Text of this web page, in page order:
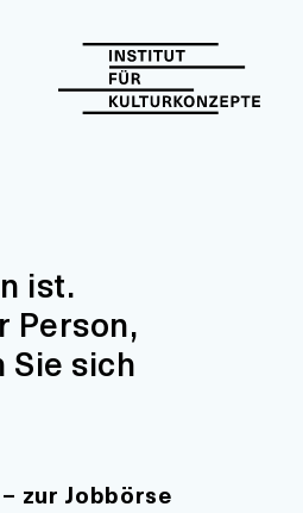
ist.
Person,
Sie sich
zur Jobbörse